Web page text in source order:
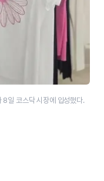
8일 코스닥 시장에 입성했다.